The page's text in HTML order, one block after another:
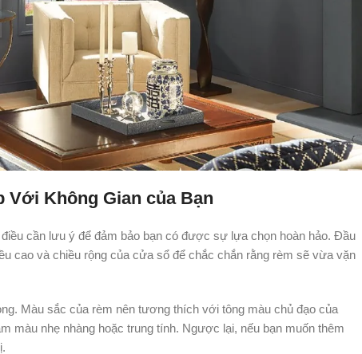
Với Không Gian của Bạn
cần lưu ý để đảm bảo bạn có được sự lựa chọn hoàn hảo. Đầu
cao và chiều rộng của cửa sổ để chắc chắn rằng rèm sẽ vừa vặn
Màu sắc của rèm nên tương thích với tông màu chủ đạo của
màu nhẹ nhàng hoặc trung tính. Ngược lại, nếu bạn muốn thêm